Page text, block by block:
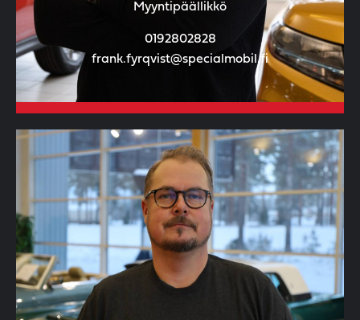
Myyntipäällikkö
0192802828
frank.fyrqvist@specialmobil.fi